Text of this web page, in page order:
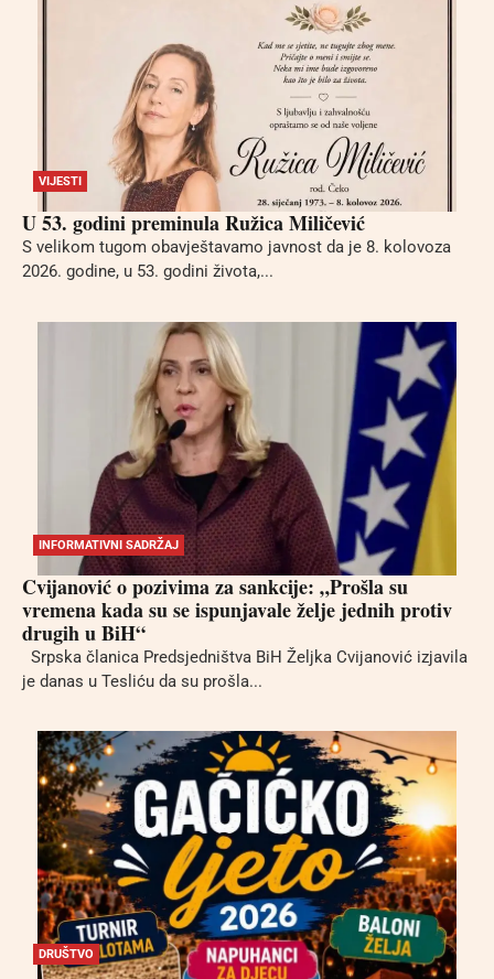
VIJESTI
U 53. godini preminula Ružica Miličević
S velikom tugom obavještavamo javnost da je 8. kolovoza
2026. godine, u 53. godini života,...
INFORMATIVNI SADRŽAJ
Cvijanović o pozivima za sankcije: „Prošla su
vremena kada su se ispunjavale želje jednih protiv
drugih u BiH“
Srpska članica Predsjedništva BiH Željka Cvijanović izjavila
je danas u Tesliću da su prošla...
DRUŠTVO